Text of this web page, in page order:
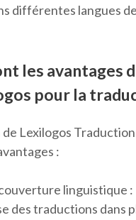
différentes langues
les avantages
pour la
de Lexilogos
:
linguistique :
des traductions dans